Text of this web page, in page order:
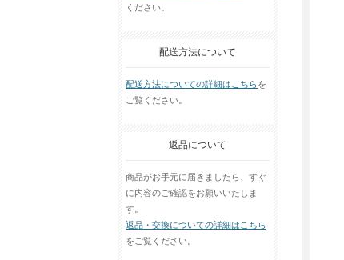
ください。
配送方法について
配送方法についての詳細はこちらを
ご覧ください。
返品について
商品がお手元に届きましたら、すぐ
に内容のご確認をお願いいたしま
す。
返品・交換についての詳細はこちら
をご覧ください。